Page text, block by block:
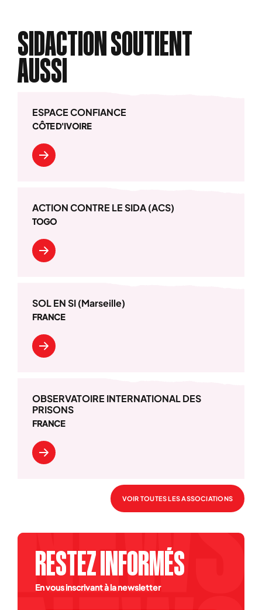
SIDACTION SOUTIENT
AUSSI
ESPACE CONFIANCE
CÔTE D'IVOIRE
ACTION CONTRE LE SIDA (ACS)
TOGO
SOL EN SI (Marseille)
FRANCE
OBSERVATOIRE INTERNATIONAL DES
PRISONS
FRANCE
VOIR TOUTES LES ASSOCIATIONS
RESTEZ INFORMÉS
En vous inscrivant à la newsletter